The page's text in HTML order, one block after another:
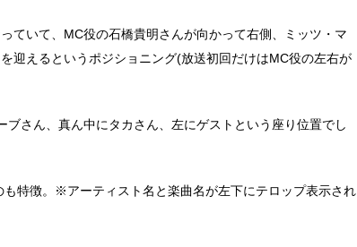
ていて、MC役の石橋貴明さんが向かって右側、ミッツ・マ
迎えるというポジショニング(放送初回だけはMC役の左右が
さん、真ん中にタカさん、左にゲストという座り位置でし
特徴。※アーティスト名と楽曲名が左下にテロップ表示され